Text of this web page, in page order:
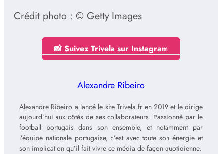
Crédit photo : © Getty Images
📸 Suivez Trivela sur Instagram
Alexandre Ribeiro
Alexandre Ribeiro a lancé le site Trivela.fr en 2019 et le dirige
aujourd’hui aux côtés de ses collaborateurs. Passionné par le
football portugais dans son ensemble, et notamment par
l’équipe nationale portugaise, c’est avec toute son énergie et
son implication qu’il fait vivre ce média de façon quotidienne.